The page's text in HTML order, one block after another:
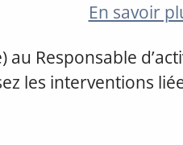
En savoir
au Responsable
les interventions